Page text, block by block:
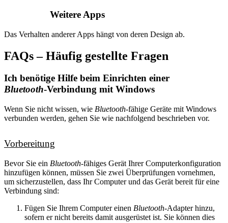
Weitere Apps
Das Verhalten anderer Apps hängt von deren Design ab.
FAQs – Häufig gestellte Fragen
Ich benötige Hilfe beim Einrichten einer
Bluetooth-Verbindung mit Windows
Wenn Sie nicht wissen, wie Bluetooth-fähige Geräte mit Windows
verbunden werden, gehen Sie wie nachfolgend beschrieben vor.
Vorbereitung
Bevor Sie ein Bluetooth-fähiges Gerät Ihrer Computerkonfiguration
hinzufügen können, müssen Sie zwei Überprüfungen vornehmen,
um sicherzustellen, dass Ihr Computer und das Gerät bereit für eine
Verbindung sind:
Fügen Sie Ihrem Computer einen Bluetooth-Adapter hinzu,
sofern er nicht bereits damit ausgerüstet ist. Sie können dies